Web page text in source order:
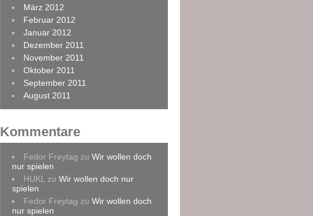
März 2012
Februar 2012
Januar 2012
Dezember 2011
November 2011
Oktober 2011
September 2011
August 2011
Kommentare
Fedor Freytag zuWir wollen doch
nur spielen
HUKL zuWir wollen doch nur
spielen
Fedor Freytag zuWir wollen doch
nur spielen